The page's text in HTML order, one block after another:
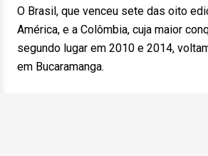
O Brasil, que venceu sete das oito
América, e a Colômbia, cuja maior
segundo lugar em 2010 e 2014,
em Bucaramanga.